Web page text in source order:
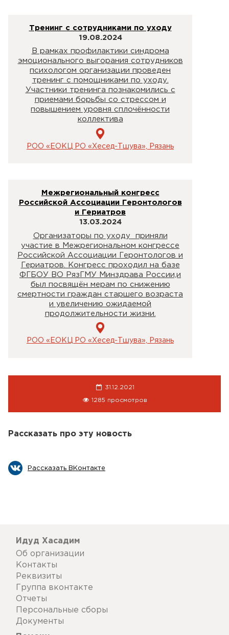
Тренинг с сотрудниками по уходу
19.08.2024
В рамках профилактики синдрома
эмоционального выгорания сотрудников
психологом организации проведен
тренинг с помощниками по уходу.
Участники тренинга познакомились с
приемами борьбы со стрессом и
повышением уровня сплочённости
коллектива
РОО «ЕОКЦ РО «Хесед-Тшува», Рязань
Межрегиональный конгресс
Российской Ассоциации Геронтологов
и Гериатров
13.03.2024
Организаторы по уходу приняли
участие в Межрегиональном конгрессе
Российской Ассоциации Геронтологов и
Гериатров. Конгресс проходил на базе
ФГБОУ ВО РязГМУ Минздрава России,и
был посвящён мерам по снижению
смертности граждан старшего возраста
и увеличению ожидаемой
продолжительности жизни.
РОО «ЕОКЦ РО «Хесед-Тшува», Рязань
31.12.2021
1285 просмотров
Рассказать про эту новость
Рассказать ВКонтакте
Идуд Хасадим
Об организации
Контакты
Реквизиты
Группа вконтакте
Отчеты
Персональные сборы
Документы